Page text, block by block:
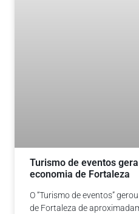
Turismo de eventos
economia de Fortaleza
O “Turismo de eventos”
de Fortaleza de